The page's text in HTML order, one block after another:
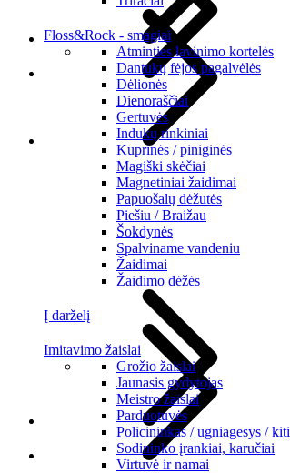
Floss&Rock - smagiai
Atminties lavinimo kortelės
Dantukų fėjos pagalvėlės
Dėlionės
Dienoraščiai
Gertuvės
Indukų rinkiniai
Kuprinės / piniginės
Magiški skėčiai
Magnetiniai žaidimai
Papuošalų dėžutės
Piešiu / Braižau
Šokdynės
Spalviname vandeniu
Žaidimai
Žaidimo dėžės
Į darželį
Imitavimo žaislai
Grožio žaislai
Jaunasis gydytojas
Meistro žaislai
Parduotuvės
Policininkas / ugniagesys / kiti
Sodininko įrankiai, karučiai
Virtuvė ir namai